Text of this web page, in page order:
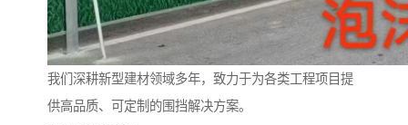
我们深耕新型建材领域多年，致力于为各类工程项目提
供高品质、可定制的围挡解决方案。